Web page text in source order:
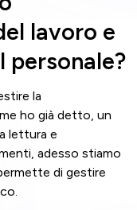
lavoro e
personale?
la
ho già detto, un
lettura e
adesso stiamo
di gestire